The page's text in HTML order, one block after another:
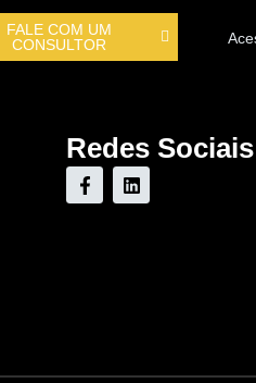
FALE COM UM
CONSULTOR
Redes Sociais